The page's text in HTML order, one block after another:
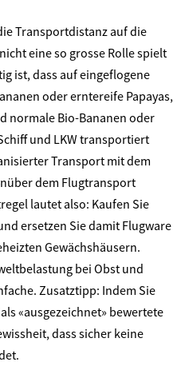
Transportdistanz auf die
eine so grosse Rolle spielt
ist, dass auf eingeflogene
oder erntereife Papayas,
normale Bio-Bananen oder
und LKW transportiert
Transport mit dem
dem Flugtransport
lautet also: Kaufen Sie
ersetzen Sie damit Flugware
Gewächshäusern.
bei Obst und
Zusatztipp: Indem Sie
«ausgezeichnet» bewertete
dass sicher keine